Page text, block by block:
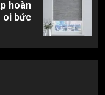
hoàn
oi bức